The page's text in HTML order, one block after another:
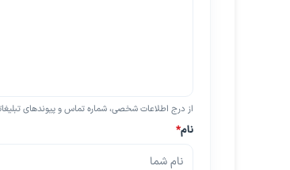
از درج اطلاعات شخصی، شماره تماس و پیوندهای
نام*